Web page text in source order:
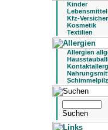
Kinder
Lebensmittel
Kfz-
Kosmetik
Textilien
Allergien